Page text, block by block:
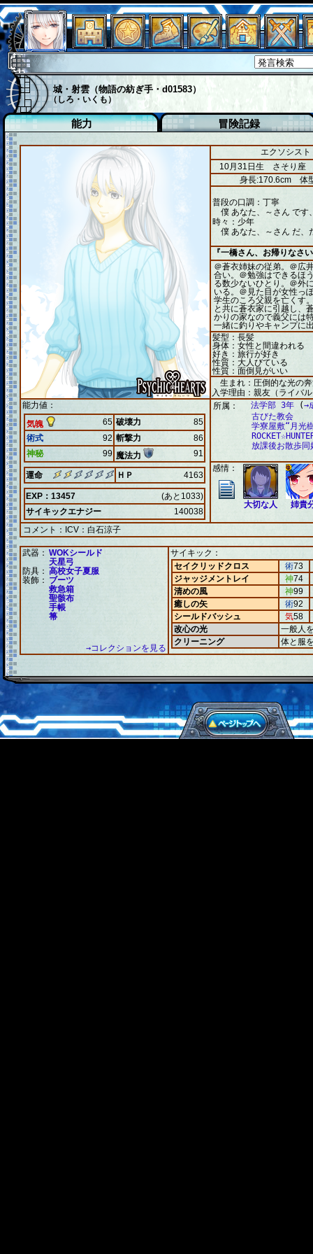
城・射雲（物語の紡ぎ手・d01583）
（しろ・いくも）
能力 冒険記録
エクソシスト
10月31日生 さそり座
身長:170.6cm 体
普段の口調：丁寧
僕 あなた、～さん です
時々：少年
僕 あなた、～さん だ、
『一橋さん、お帰りなさ
＠蒼衣姉妹の従弟。＠広
合い。＠勉強はできるほ
る数少ないひとり。＠外
いる。＠見た目が女性っ
学生のころ父親を亡くす
と共に蒼衣家に引越し、
かりの家なので義父には
一緒に釣りやキャンプに
髪型：長髪
身体：女性と間違われる
好き：旅行が好き
性質：大人びている
性質：面倒見がいい
生まれ：圧倒的な光の
入学理由：親友（ライバ
能力値：
気魄
65 破壊力
85
術式
92 斬撃力
86
神秘
99 魔法力 91
運命 ＨＰ 4163
EXP：13457
(あと1033)
サイキックエナジー
140038
所属： 法学部 3年 (→
古びた教会
学寮屋敷“月光
放課後お散歩同
感情：
大切な人 姉貴
コメント： ICV：白石涼子
武器： WOKシールド
天星弓
防具： 高校女子夏服
装飾： ブーツ
救急箱
聖骸布
手帳
箒
→コレクションを見る
サイキック：
セイクリッドクロス
術73
ジャッジメントレイ
神74
清めの風
神99
癒しの矢
術92
シールドバッシュ
気58
改心の光
一般人
クリーニング
体と服